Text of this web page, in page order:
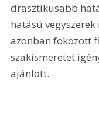
drasztikusabb
hatású
azonban fokozott
szakismeretet
ajánlott.